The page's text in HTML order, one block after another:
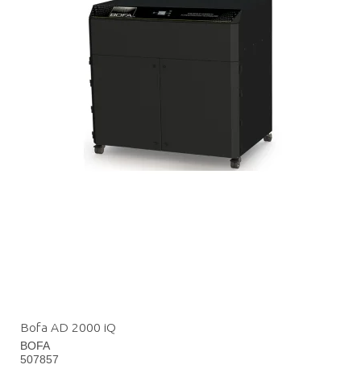
Bofa AD 2000 iQ
BOFA
507857